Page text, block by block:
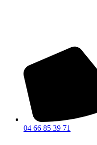
04 66 85 39 71